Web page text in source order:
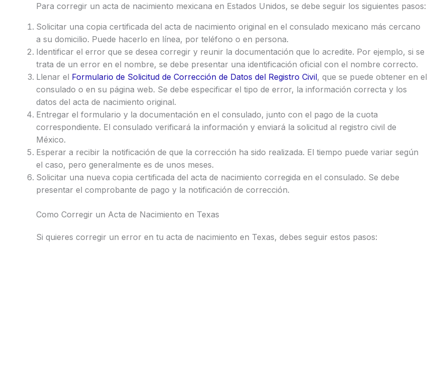
Para corregir un acta de nacimiento mexicana en Estados Unidos, se debe seguir los siguientes pasos:
Solicitar una copia certificada del acta de nacimiento original en el consulado mexicano más cercano
a su domicilio. Puede hacerlo en línea, por teléfono o en persona.
Identificar el error que se desea corregir y reunir la documentación que lo acredite. Por ejemplo, si se
trata de un error en el nombre, se debe presentar una identificación oficial con el nombre correcto.
Llenar el Formulario de Solicitud de Corrección de Datos del Registro Civil, que se puede obtener en el
consulado o en su página web. Se debe especificar el tipo de error, la información correcta y los
datos del acta de nacimiento original.
Entregar el formulario y la documentación en el consulado, junto con el pago de la cuota
correspondiente. El consulado verificará la información y enviará la solicitud al registro civil de
México.
Esperar a recibir la notificación de que la corrección ha sido realizada. El tiempo puede variar según
el caso, pero generalmente es de unos meses.
Solicitar una nueva copia certificada del acta de nacimiento corregida en el consulado. Se debe
presentar el comprobante de pago y la notificación de corrección.
Como Corregir un Acta de Nacimiento en Texas
Si quieres corregir un error en tu acta de nacimiento en Texas, debes seguir estos pasos: